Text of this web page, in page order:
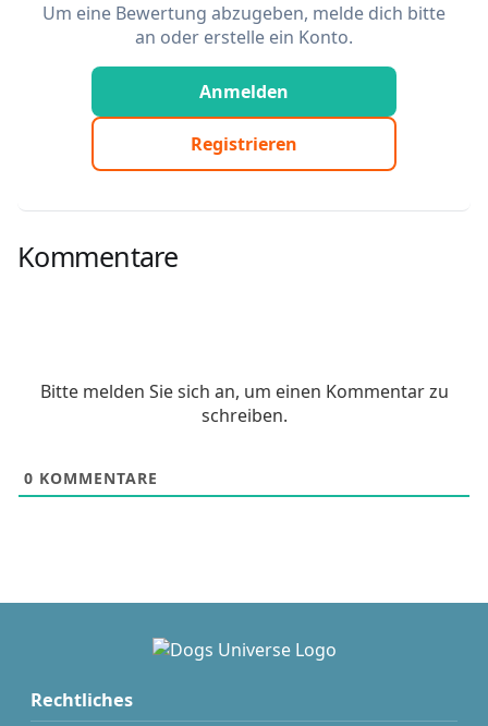
Um eine Bewertung abzugeben, melde dich bitte
an oder erstelle ein Konto.
Anmelden
Registrieren
Kommentare
Bitte melden Sie sich an, um einen Kommentar zu
schreiben.
0 KOMMENTARE
Rechtliches